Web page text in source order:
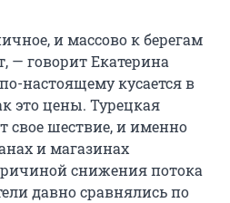
и массово к берегам
— говорит Екатерина
настоящему кусается в
это цены. Турецкая
свое шествие, и именно
и магазинах
снижения потока
давно сравнялись по